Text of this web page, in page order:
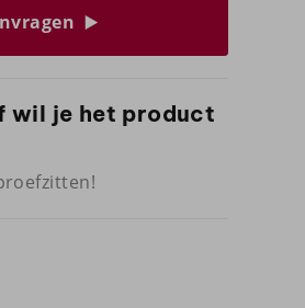
wil je het product